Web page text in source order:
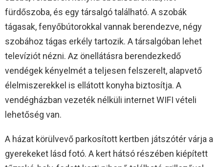
fürdőszoba, és egy társalgó található. A szobák
tágasak, fenyőbútorokkal vannak berendezve, négy
szobához tágas erkély tartozik. A társalgóban lehet
televíziót nézni. Az önellátásra berendezkedő
vendégek kényelmét a teljesen felszerelt, alapvető
élelmiszerekkel is ellátott konyha biztosítja. A
vendégházban vezeték nélküli internet WIFI vételi
lehetőség van.
A házat körülvevő parkosított kertben játszótér várja a
gyerekeket lásd fotó. A kert hátsó részében kiépített